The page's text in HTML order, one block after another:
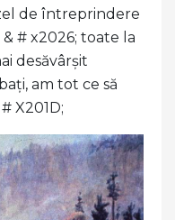
de întreprindere
# x2026; toate la
desăvârșit
am tot ce să
X201D;